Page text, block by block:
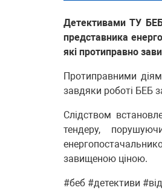
Детективами ТУ БЕБ
представника
які протиправно
Протиправними
завдяки роботі БЕБ
Слідством
тендеру,
завищеною ціною.
#беб #детективи